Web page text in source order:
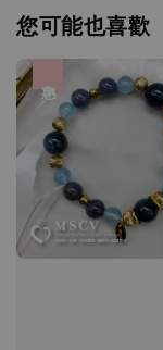
您可能也喜歡